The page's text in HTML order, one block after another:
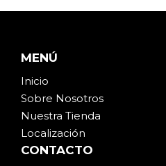
MENÚ
Inicio
Sobre Nosotros
Nuestra Tienda
Localización
CONTACTO